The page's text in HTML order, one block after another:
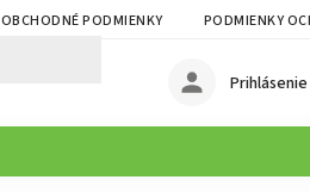
OBCHODNÉ PODMIENKY PODMIENKY
Prihlásenie